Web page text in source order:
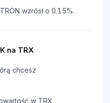
wzrósł o 0.15%.
na TRX
chcesz
w TRX